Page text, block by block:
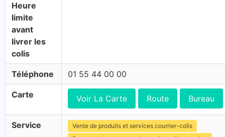
Heure
limite
avant
livrer les
colis
Téléphone 01 55 44 00 00
Carte Voir La Carte Route Bureau
Service
Vente de produits et services courrier-colis